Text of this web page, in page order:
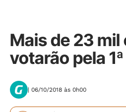
Mais de 23
votarão pela
| 06/10/2018 às 0h00